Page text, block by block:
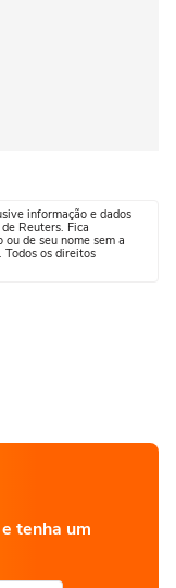
informação e dados
Reuters. Fica
de seu nome sem a
os direitos
tenha um